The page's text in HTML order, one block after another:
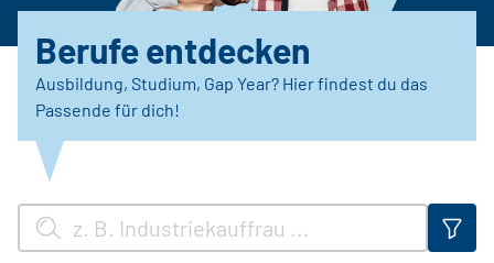
Berufe entdecken
Ausbildung, Studium, Gap Year? Hier findest du das
Passende für dich!